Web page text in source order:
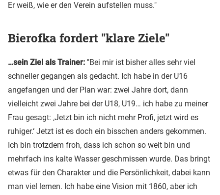
Er weiß, wie er den Verein aufstellen muss."
Bierofka fordert "klare Ziele"
…sein Ziel als Trainer: "Bei mir ist bisher alles sehr viel
schneller gegangen als gedacht. Ich habe in der U16
angefangen und der Plan war: zwei Jahre dort, dann
vielleicht zwei Jahre bei der U18, U19… ich habe zu meiner
Frau gesagt: ‚Jetzt bin ich nicht mehr Profi, jetzt wird es
ruhiger.‘ Jetzt ist es doch ein bisschen anders gekommen.
Ich bin trotzdem froh, dass ich schon so weit bin und
mehrfach ins kalte Wasser geschmissen wurde. Das bringt
etwas für den Charakter und die Persönlichkeit, dabei kann
man viel lernen. Ich habe eine Vision mit 1860, aber ich